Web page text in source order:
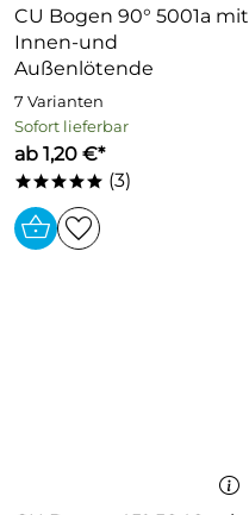
CU Bogen 90° 5001a mit
Innen-und
Außenlötende
7 Varianten
Sofort lieferbar
ab 1,20 €*
***** (3)